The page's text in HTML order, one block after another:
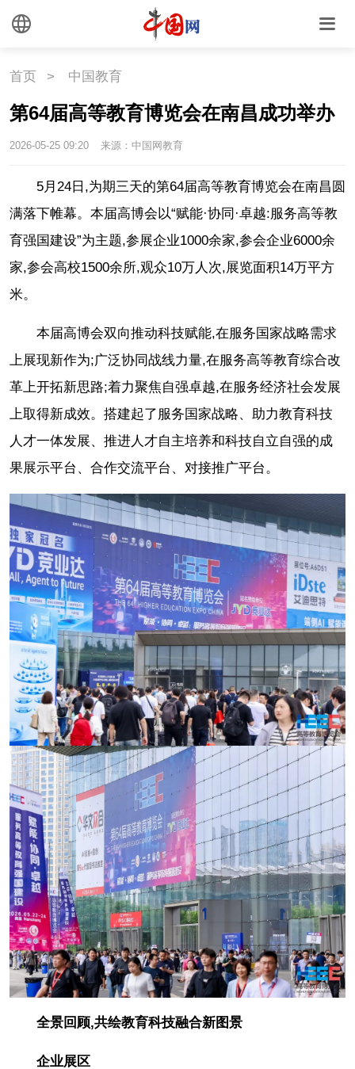
首页 > 中国教育
第64届高等教育博览会在南昌成功举办
2026-05-25 09:20 来源：中国网教育
5月24日,为期三天的第64届高等教育博览会在南昌圆
满落下帷幕。本届高博会以“赋能·协同·卓越:服务高等教
育强国建设”为主题,参展企业1000余家,参会企业6000余
家,参会高校1500余所,观众10万人次,展览面积14万平方
米。
本届高博会双向推动科技赋能,在服务国家战略需求
上展现新作为;广泛协同战线力量,在服务高等教育综合改
革上开拓新思路;着力聚焦自强卓越,在服务经济社会发展
上取得新成效。搭建起了服务国家战略、助力教育科技
人才一体发展、推进人才自主培养和科技自立自强的成
果展示平台、合作交流平台、对接推广平台。
全景回顾,共绘教育科技融合新图景
企业展区